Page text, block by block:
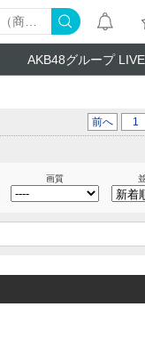
AKB48グループ
前へ 1
画質